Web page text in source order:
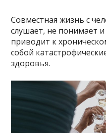
Совместная жизнь с
слушает, не понимает
приводит к
собой
здоровья.